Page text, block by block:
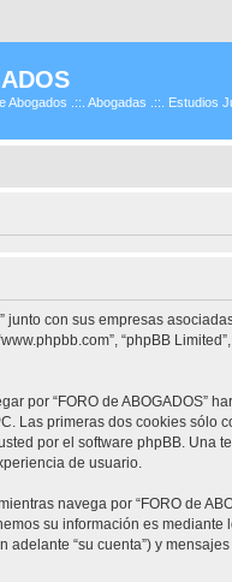
Abogados .::. Abogadas .::. Estudios
con sus empresas
“phpBB
por “FORO de ABOGADOS”
Las primeras dos cookies
por el software phpBB. Una
de usuario.
navega por “FORO de
su información es
adelante “su cuenta”) y